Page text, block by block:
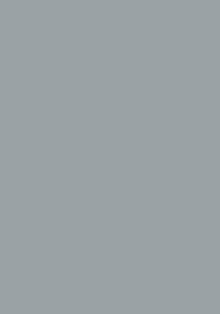
oder juristische Person,
oder andere Stelle außer der
dem Verantwortlichen, dem
und den Personen, die unter
Verantwortung des
des Auftragsverarbeiters
Daten zu